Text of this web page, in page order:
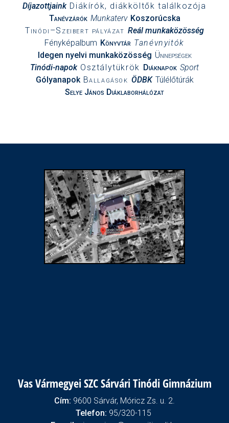
Díjazottjaink Diákírók, diákköltők találkozója
Tanévzárók Munkaterv Koszorúcska
Tinódi–Szeibert pályázat Reál munkaközösség
Fényképalbum Könyvtár Tanévnyitók
Idegen nyelvi munkaközösség Ünnepségek
Tinódi-napok Osztálytükrök Diáknapok Sport
Gólyanapok Ballagások ÖDBK Túlélőtúrák
Selye János Diáklaborhálózat
Vas Vármegyei SZC Sárvári Tinódi Gimnázium
Cím: 9600 Sárvár, Móricz Zs. u. 2.
Telefon: 95/320-115